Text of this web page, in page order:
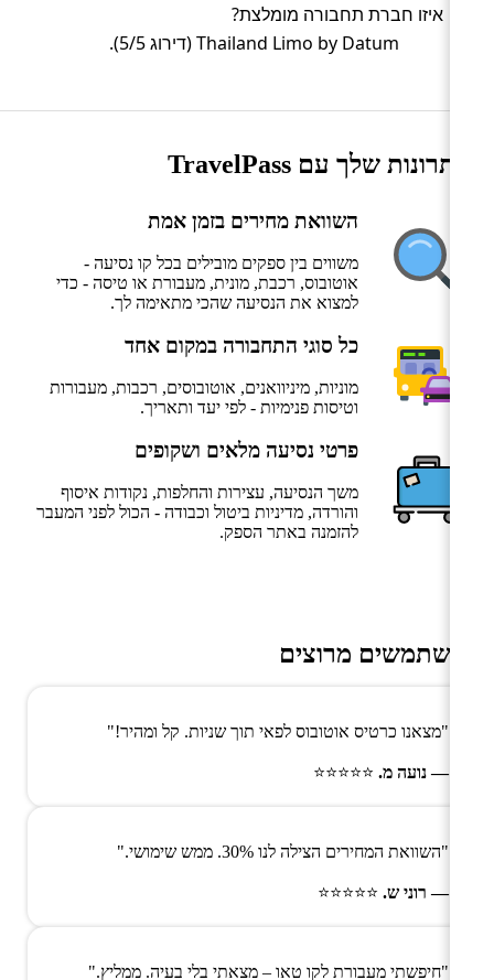
איזו חברת תחבורה מומלצת?
Thailand Limo by Datum (דירוג 5/5).
היתרונות שלך עם TravelPass
השוואת מחירים בזמן אמת
משווים בין ספקים מובילים בכל קו נסיעה -
אוטובוס, רכבת, מונית, מעבורת או טיסה - כדי
למצוא את הנסיעה שהכי מתאימה לך.
כל סוגי התחבורה במקום אחד
מוניות, מיניוואנים, אוטובוסים, רכבות, מעבורות
וטיסות פנימיות - לפי יעד ותאריך.
פרטי נסיעה מלאים ושקופים
משך הנסיעה, עצירות והחלפות, נקודות איסוף
והורדה, מדיניות ביטול וכבודה - הכול לפני המעבר
להזמנה באתר הספק.
משתמשים מרוצים
"מצאנו כרטיס אוטובוס לפאי תוך שניות. קל ומהיר!"
— נועה מ. ⭐⭐⭐⭐⭐
"השוואת המחירים הצילה לנו 30%. ממש שימושי."
— רוני ש. ⭐⭐⭐⭐⭐
"חיפשתי מעבורת לקו טאו – מצאתי בלי בעיה. ממליץ."